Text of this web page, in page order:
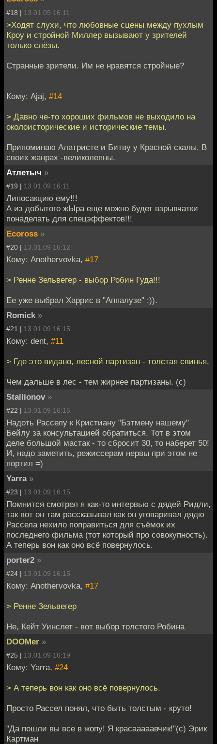
#18 | 13.01.09 16:11
>Ходят слухи, что любовные сцены между пухлым
Кроу и стройной Миллер вызывают у зрителей
только слёзы.
Странные зрители. Им не нравятся стройные?
Кому: Ajaj, #14
> Давно че-то хороших фильмов не выходило на
околоисторические и исторические темы.
Припоминаю Алатристе и Битву у Красной скалы. В
своих жанрах -великолепны.
Атлетыч »
#19 | 13.01.09 16:11
Липосакцию ему!!!
А из добытого жЫра еще можно будет взрывчатки
понаделать для спецэффектов!!!
Ecoross »
#20 | 13.01.09 16:12
Кому: Anothervovka, #17
> Ренне Зельвегер - выбор Робин Гуда!!!
Ее уже выбрал Харрис в "Аппалузе" :)).
Romick »
#21 | 13.01.09 16:15
Кому: dent, #11
> Где это видано, лесной партизан - толстая свинья.
Чем дальше в лес - тем жирнее партизаны. (с)
Stallionov »
#22 | 13.01.09 16:15
Надоть Расселу к Кристиану "Бэтмену нашему"
Бейлу за консультацией обратиться. Тот в этом
деле большой мастак - то сбросит 30, то наберет 50!
И, надо заметить, режиссерам нервы при этом не
портил =)
Yarra »
#23 | 13.01.09 16:15
Помнится смотрел я как-то интервью с дядей Ридли,
так вот он там рассказывал как он уговаривал дядю
Рассела нехило поправиться для съёмок их
последнего фильма (тот который про совокупность).
А теперь вон как оно всё повернулось.
porter2 »
#24 | 13.01.09 16:15
Кому: Anothervovka, #17
> Ренне Зельвегер
Не, Кейт Уинслет - вот выбор толстого Робина
DOOMer »
#25 | 13.01.09 16:19
Кому: Yarra, #24
> А теперь вон как оно всё повернулось.
Просто Рассел понял, что быть толстым - круто!
"Да пошли вы все в жопу! Я красааааавчик!"(с) Эрик
Картман